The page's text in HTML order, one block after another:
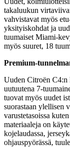
takaluukun
vahvistavat myös
yksityiskohdat ja
tuumaiset Miami-
myös suuret, 18
Premium-
Uuden Citroën C4:n
uutuutena 7-
tuovat myös uudet
suorastaan ylellisen
varustetasoissa
materiaaleja on
kojelaudassa,
ohjauspyörässä,